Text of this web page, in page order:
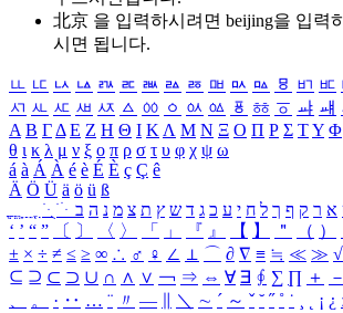
北京 을 입력하시려면 beijing을 입력
시면 됩니다.
ㅥ ㅦ ㅧ ㅨ ㅩ ㅪ ㅫ ㅬ ㅭ ㅮ ㅯ ㅰ ㅱ ㅲ ㅳ
ㅺ ㅻ ㅼ ㅽ ㅾ ㅿ ㆀ ㆁ ㆂ ㆃ ㆄ ㆅ ㆆ ㆇ ㆈ
Α Β ΓΔ Ε Ζ Η Θ Ι ΚΛ Μ Ν Ξ Ο Π Ρ Σ ΤΥ Φ
θ ι κ λ μ ν ξ ο π ρ σ τ υ φ χ ψ ω
á à Á À é è É È ç Ç ê
Ä Ö Ü ä ö ü ß
ִֶֹ ֻּ ׁׂ א ר ק ף ך ל ח י ע כ ג ד ש ץ ת צ מ נ ה ב
‘ ’ “ ” 〔 〕 〈 〉 「 」 『 』 【 】 ＂ （ ）
± × ÷ ≠ ≤ ≥ ∞ ∴ ♂ ♀ ∠ ⊥ ⌒ ∂ ∇ ≡ ≒ ≪ ≫ √
⊆ ⊇ ⊂ ⊃ ∪ ∩ ∧ ∨ ￢ ⇒ ⇔ ∀ ∃ ∮ ∑ ∏ ＋ －
、
。 · ‥ … ¨ 〃 ― ＼ ∼ ´ ～ ˇ ˘ ˝ ˚ ˙ ¸ ¡ ¿ ː